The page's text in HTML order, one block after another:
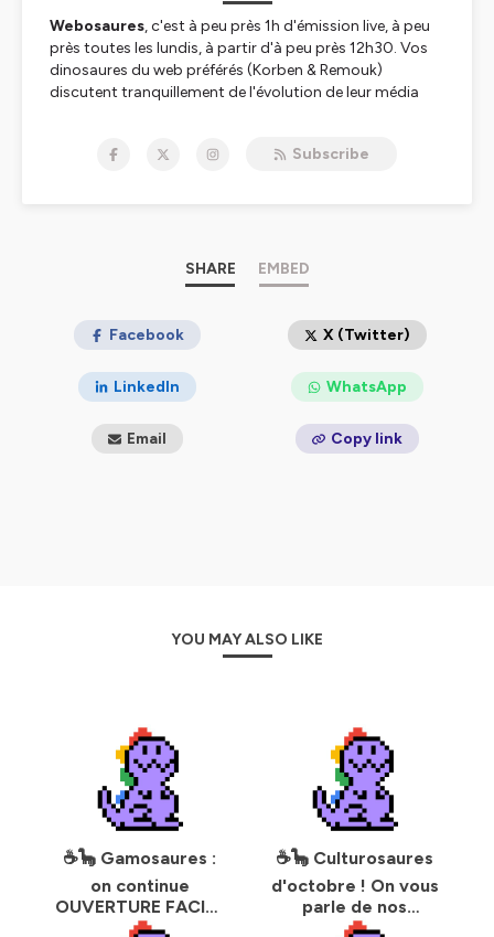
Webosaures, c'est à peu près 1h d'émission live, à peu
près toutes les lundis, à partir d'à peu près 12h30. Vos
dinosaures du web préférés (Korben & Remouk)
discutent tranquillement de l'évolution de leur média
crèmeries. :)
Subscribe
SHARE EMBED
Facebook X (Twitter)
LinkedIn WhatsApp
Email Copy link
YOU MAY ALSO LIKE
☕🦕 Gamosaures :
on continue
OUVERTURE FACILE
! Spoiler : c'est pas
☕🦕 Culturosaures
d'octobre ! On vous
parle de nos
découvertes (ciné,